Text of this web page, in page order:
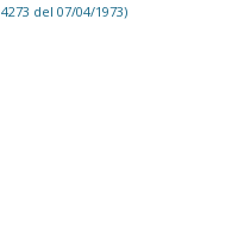
del 07/04/1973)